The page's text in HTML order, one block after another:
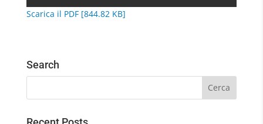
Scarica il PDF [844.82 KB]
Search